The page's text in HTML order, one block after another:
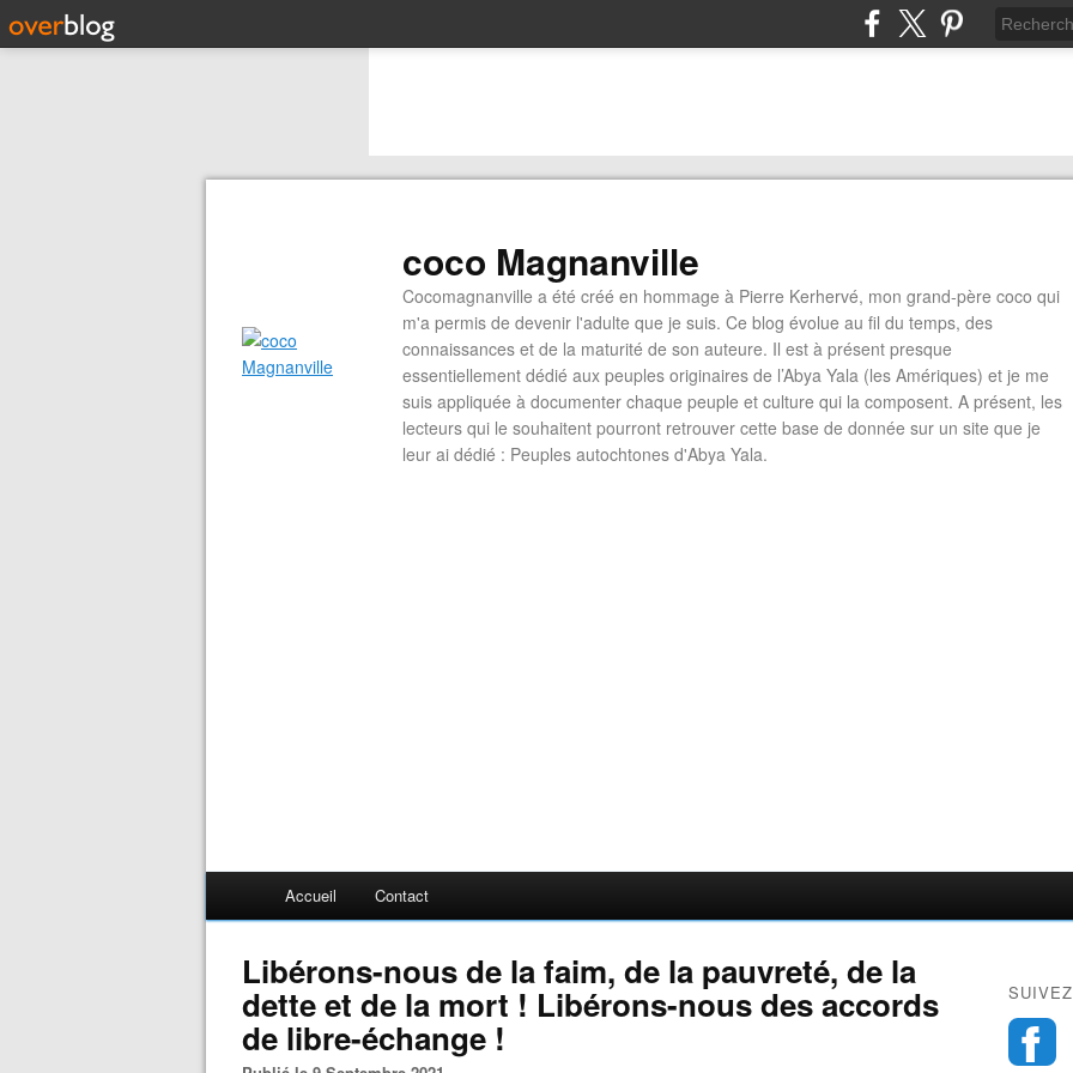
coco Magnanville
Cocomagnanville a été créé en hommage à Pierre Kerhervé, mon grand-père coco qui
m'a permis de devenir l'adulte que je suis. Ce blog évolue au fil du temps, des
connaissances et de la maturité de son auteure. Il est à présent presque
essentiellement dédié aux peuples originaires de l’Abya Yala (les Amériques) et je me
suis appliquée à documenter chaque peuple et culture qui la composent. A présent, les
lecteurs qui le souhaitent pourront retrouver cette base de donnée sur un site que je
leur ai dédié : Peuples autochtones d'Abya Yala.
Accueil Contact
Libérons-nous de la faim, de la pauvreté, de la
dette et de la mort ! Libérons-nous des accords
de libre-échange !